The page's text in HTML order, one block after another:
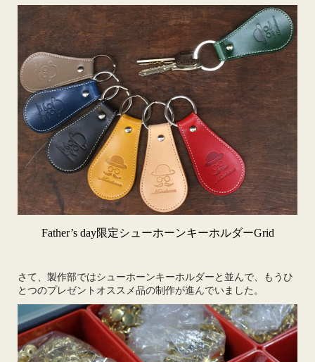
Father’s day限定シューホーンキーホルダーGrid
さて、製作部ではシューホーンキーホルダーと並んで、もうひ
とつのプレゼントオススメ品の制作が進んでいました。